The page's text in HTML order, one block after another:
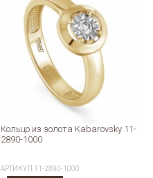
Кольцо из золота Kabarovsky 11-
2890-1000
АРТИКУЛ 11-2890-1000